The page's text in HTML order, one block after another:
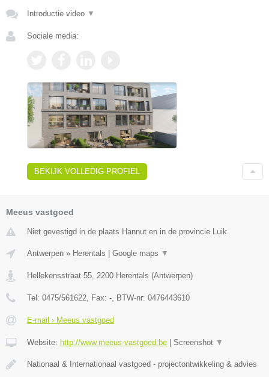
Introductie video ▼
Sociale media:
BEKIJK VOLLEDIG PROFIEL
Meeus vastgoed
Niet gevestigd in de plaats Hannut en in de provincie Luik.
Antwerpen » Herentals | Google maps ▼
Hellekensstraat 55 2200 Herentals (Antwerpen)
Tel: 0475/561622 , Fax: - , BTW-nr: 0476443610
E-mail › Meeus vastgoed
Website: http://www.meeus-vastgoed.be | Screenshot ▼
Nationaal & Internationaal vastgoed - projectontwikkeling & advies